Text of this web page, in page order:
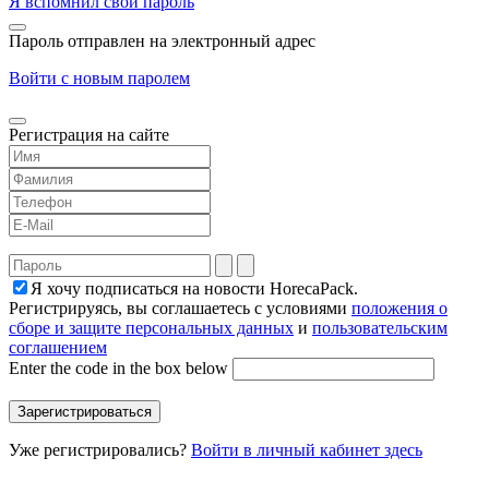
Пароль отправлен на электронный адрес
Войти с новым паролем
Регистрация на сайте
Я хочу подписаться на новости HorecaPack.
Регистрируясь, вы соглашаетесь с условиями положения о
сборе и защите персональных данных и пользовательским
соглашением
Enter the code in the box below
Уже регистрировались? Войти в личный кабинет здесь